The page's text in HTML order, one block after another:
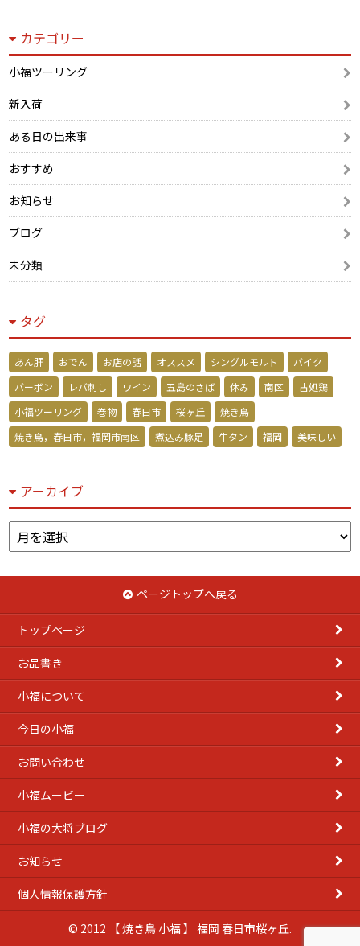
カテゴリー
小福ツーリング
新入荷
ある日の出来事
おすすめ
お知らせ
ブログ
未分類
タグ
あん肝 おでん お店の話 オススメ シングルモルト
バイク
バーボン
レバ刺し ワイン 五島のさば 休み 南区
古処鶏
小福ツーリング
巻物 春日市 桜ヶ丘
焼き鳥
焼き鳥，春日市，福岡市南区
煮込み豚足 牛タン 福岡 美味しい
アーカイブ
ア
ー
ブ
ページトップへ戻る
トップページ
お品書き
小福について
今日の小福
お問い合わせ
小福ムービー
小福の大将ブログ
お知らせ
個人情報保護方針
© 2012 【 焼き鳥 小福 】 福岡 春日市桜ヶ丘.